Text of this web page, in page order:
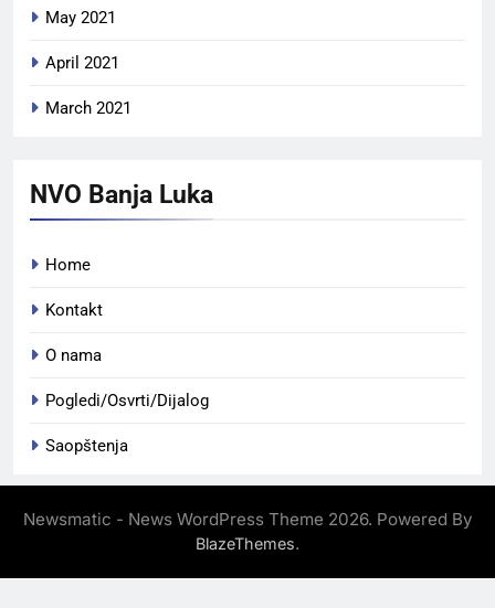
May 2021
April 2021
March 2021
NVO Banja Luka
Home
Kontakt
O nama
Pogledi/Osvrti/Dijalog
Saopštenja
Newsmatic - News WordPress Theme 2026. Powered By
BlazeThemes.